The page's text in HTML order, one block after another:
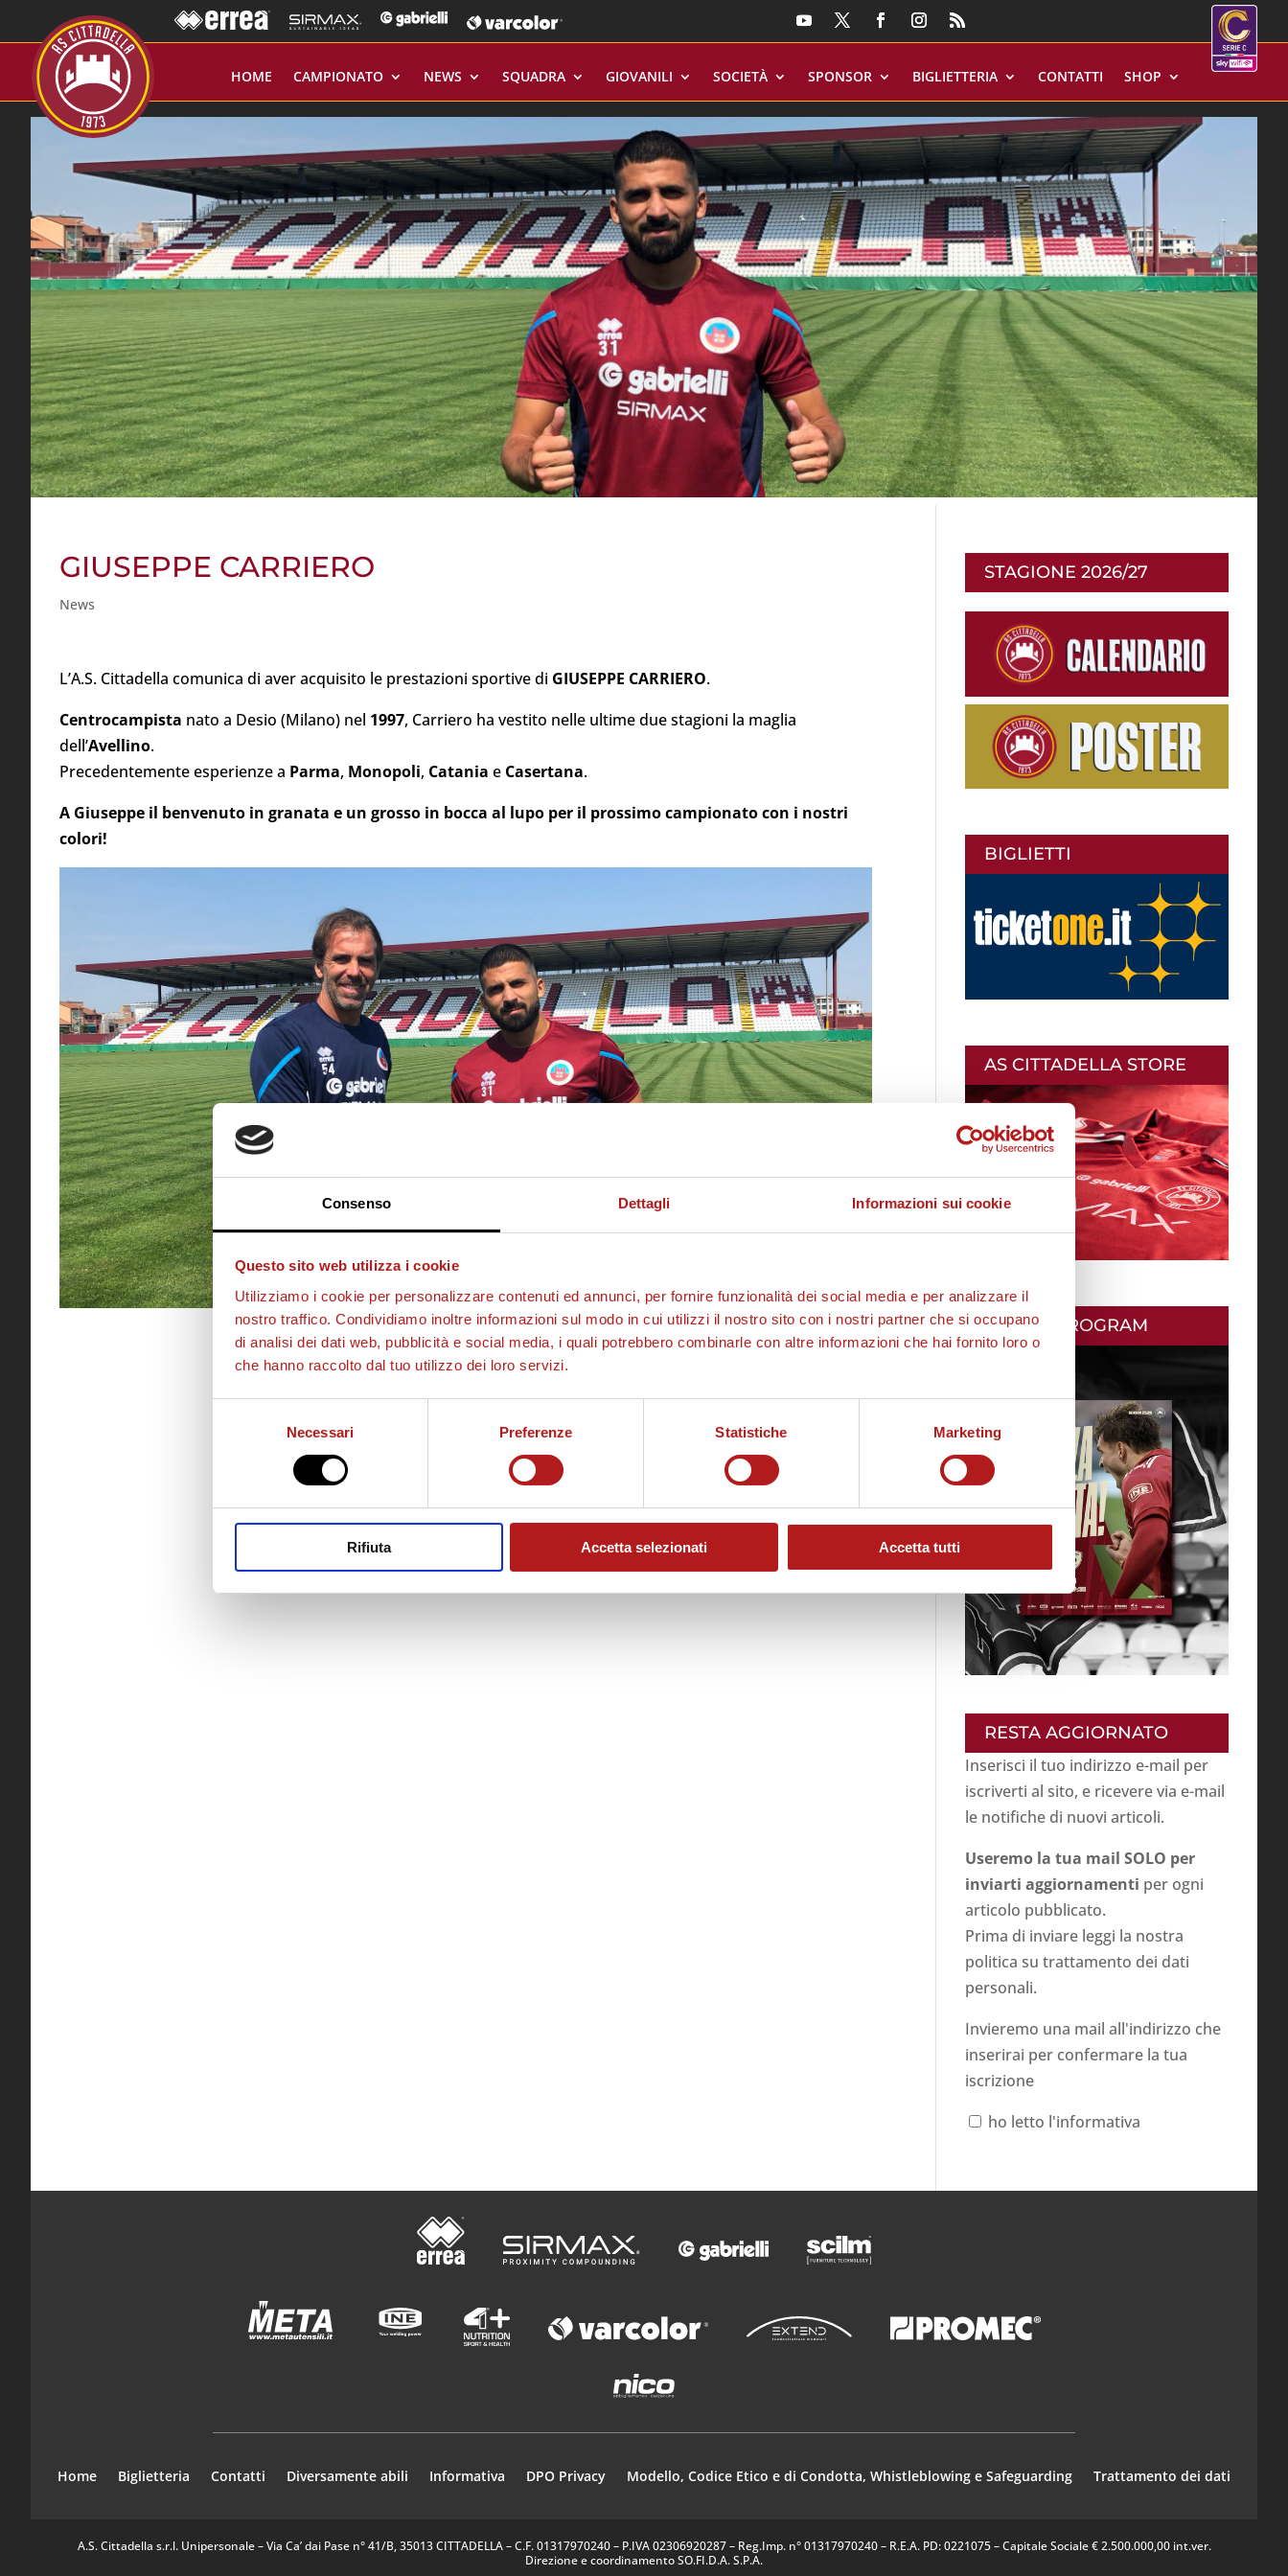
Consenso Dettagli Informazioni sui cookie
Questo sito web utilizza i cookie
Utilizziamo i cookie per personalizzare contenuti ed annunci, per fornire funzionalità dei social media e per analizzare il
nostro traffico. Condividiamo inoltre informazioni sul modo in cui utilizzi il nostro sito con i nostri partner che si occupano
di analisi dei dati web, pubblicità e social media, i quali potrebbero combinarle con altre informazioni che hai fornito loro o
che hanno raccolto dal tuo utilizzo dei loro servizi.
Necessari Preferenze Statistiche Marketing
Rifiuta Accetta selezionati Accetta tutti
HOME CAMPIONATO NEWS SQUADRA GIOVANILI SOCIETÀ SPONSOR BIGLIETTERIA CONTATTI SHOP
GIUSEPPE CARRIERO
News
L’A.S. Cittadella comunica di aver acquisito le prestazioni sportive di GIUSEPPE CARRIERO.
Centrocampista nato a Desio (Milano) nel 1997, Carriero ha vestito nelle ultime due stagioni la maglia
dell’Avellino.
Precedentemente esperienze a Parma, Monopoli, Catania e Casertana.
A Giuseppe il benvenuto in granata e un grosso in bocca al lupo per il prossimo campionato con i nostri
colori!
STAGIONE 2026/27
BIGLIETTI
AS CITTADELLA STORE
MATCH PROGRAM
RESTA AGGIORNATO
Inserisci il tuo indirizzo e-mail per
iscriverti al sito, e ricevere via e-mail
le notifiche di nuovi articoli.
Useremo la tua mail SOLO per
inviarti aggiornamenti per ogni
articolo pubblicato.
Prima di inviare leggi la nostra
politica su trattamento dei dati
personali.
Invieremo una mail all'indirizzo che
inserirai per confermare la tua
iscrizione
ho letto l'informativa
Home Biglietteria Contatti Diversamente abili Informativa DPO Privacy Modello, Codice Etico e di Condotta, Whistleblowing e Safeguarding Trattamento dei dati
A.S. Cittadella s.r.l. Unipersonale – Via Ca’ dai Pase n° 41/B, 35013 CITTADELLA – C.F. 01317970240 – P.IVA 02306920287 – Reg.Imp. n° 01317970240 – R.E.A. PD: 0221075 – Capitale Sociale € 2.500.000,00 int.ver.
Direzione e coordinamento SO.FI.D.A. S.P.A.